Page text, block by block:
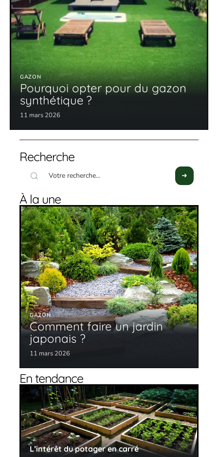
GAZON
Pourquoi opter pour du gazon
synthétique ?
11 mars 2026
Recherche
À la une
GAZON
Comment faire un jardin
japonais ?
11 mars 2026
En tendance
L’intérêt du potager en carré